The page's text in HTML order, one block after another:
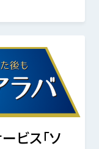
ビス「ソ